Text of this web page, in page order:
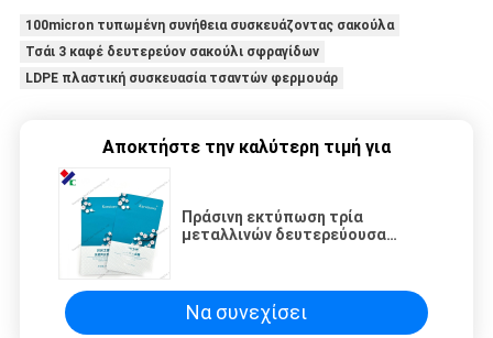
100micron τυπωμένη συνήθεια συσκευάζοντας σακούλα
Τσάι 3 καφέ δευτερεύον σακούλι σφραγίδων
LDPE πλαστική συσκευασία τσαντών φερμουάρ
Αποκτήστε την καλύτερη τιμή για
Πράσινη εκτύπωση τρία
μεταλλινών δευτερεύουσα
του προσώπου
Να συνεχίσει